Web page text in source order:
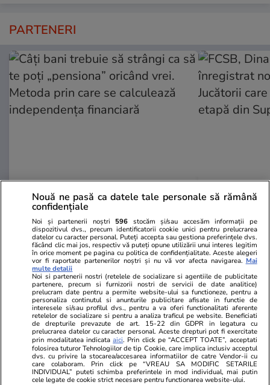
PARTENERI
Câți bani trebuie să strângi ca să
te poți „pensiona” oricând vrei.
Metoda prin care se calculează
independența financiară
FCSB,
înregistrat
Jucătorii
etapă din
PARTENERI
Nouă ne pasă ca datele tale personale să rămână
confidențiale
Noi și partenerii noștri 596 stocăm și/sau accesăm informații pe
dispozitivul dvs., precum identificatorii cookie unici pentru prelucrarea
datelor cu caracter personal. Puteți accepta sau gestiona preferințele dvs.
făcând clic mai jos, respectiv vă puteți opune utilizării unui interes legitim
în orice moment pe pagina cu politica de confidențialitate. Aceste alegeri
vor fi raportate partenerilor noștri și nu vă vor afecta navigarea. Mai
multe detalii
Noi si partenerii nostri (retelele de socializare si agentiile de publicitate
partenere, precum si furnizorii nostri de servicii de date analitice)
prelucram date pentru a permite website-ului sa functioneze, pentru a
personaliza continutul si anunturile publicitare afisate in functie de
interesele si/sau profilul dvs., pentru a va oferi functionalitati aferente
retelelor de socializare si pentru a analiza traficul pe website. Beneficiati
de drepturile prevazute de art. 15-22 din GDPR in legatura cu
prelucrarea datelor cu caracter personal. Aceste drepturi pot fi exercitate
prin modalitatea indicataaici. Prin click pe “ACCEPT TOATE”, acceptati
folosirea tuturor Tehnologiilor de tip Cookie, care implica inclusiv acceptul
dvs. cu privire la stocarea/accesarea informatiilor de catre Vendor-ii cu
care colaboram. Prin click pe “VREAU SA MODIFIC SETARILE
INDIVIDUAL” puteti schimba preferintele in mod individual, mai putin
cele legate de cookie strict necesare pentru functionarea website-ului.